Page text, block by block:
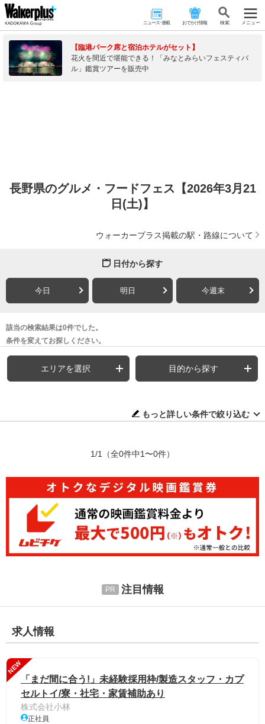
ニュース･連載 おでかけ情報 検 索 メニュー
【臨港パーク席と宿泊ホテルがセット】
花火を間近で堪能できる！「みなとみらいフェスティバ
ル」鑑賞ツアーを販売中
長野県のグルメ・フードフェス【2026年3月21
日(土)】
ウォーカープラス掲載の駅・路線について
日付から探す
今日 明日 今週末
該当の検索結果は0件でした。
条件を変えてお探しください。
エリアを選択 目的から探す
もっと詳しい条件で絞り込む
1/1 （全0件中1〜0件）
注目情報
求人情報
NEW
「まだ間に合う!」未経験採用枠/製造スタッフ・カプ
セルトイ/寮・社宅・家賃補助あり
株式会社小林
正社員